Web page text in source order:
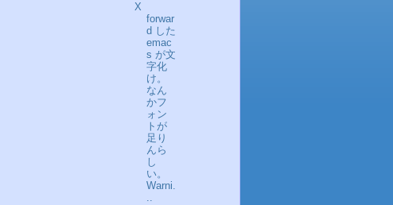
X
forwar
d した
emac
s が文
字化
け。
なん
かフ
ォン
トが
足り
んら
し
い。
Warni.
..